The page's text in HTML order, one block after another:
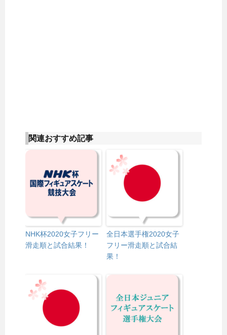
関連おすすめ記事
NHK杯2020女子フリー
滑走順と試合結果！
全日本選手権2020女子
フリー滑走順と試合結
果！